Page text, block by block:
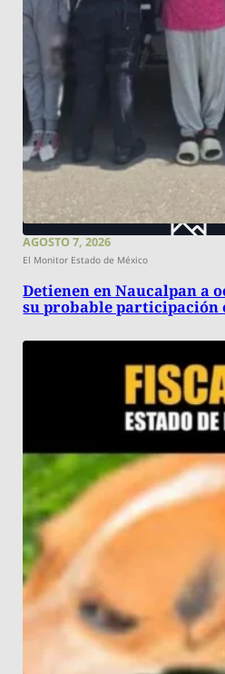
AGOSTO 7, 2026
El Monitor Estado de México
Detienen en Naucalpan a
su probable participación